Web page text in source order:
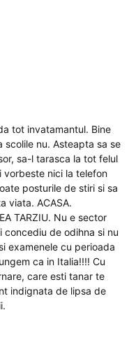
tot invatamantul. Bine
scolile nu. Asteapta sa se
sa-l tarasca la tot felul
vorbeste nici la telefon
posturile de stiri si sa
viata. ACASA.
TARZIU. Nu e sector
de odihna si nu
examenele cu perioada
ca in Italia!!!! Cu
care esti tanar te
indignata de lipsa de